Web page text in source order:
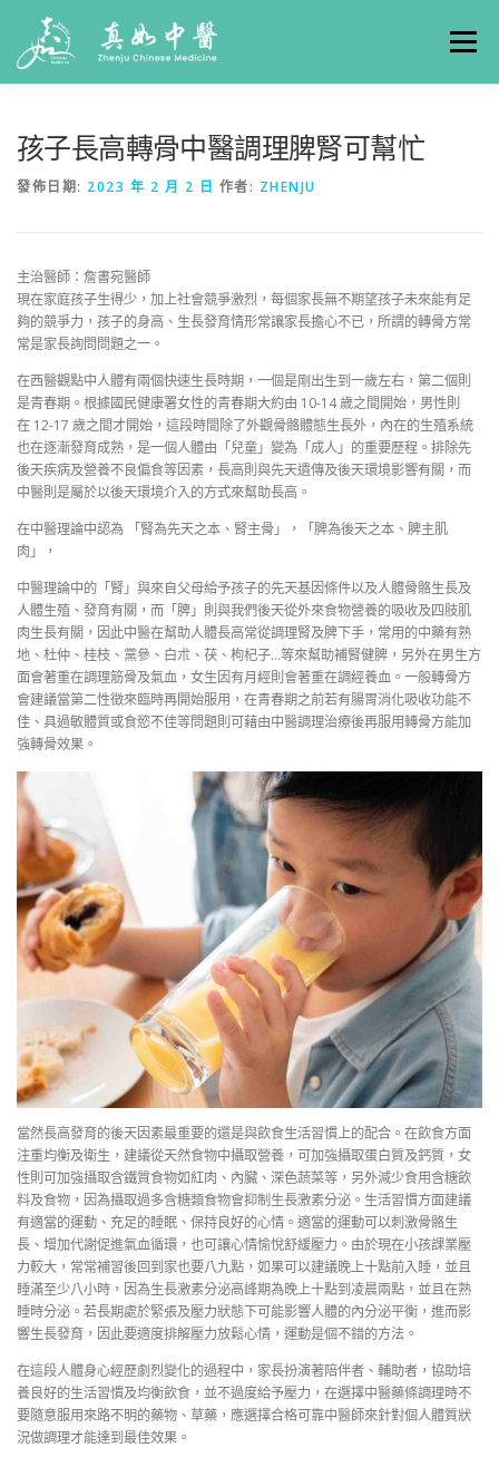
選單
孩子長高轉骨中醫調理脾腎可幫忙
發佈日期: 2023 年 2 月 2 日 作者: ZHENJU
主治醫師：詹書宛醫師
現在家庭孩子生得少，加上社會競爭激烈，每個家長無不期望孩子未來能有足
夠的競爭力，孩子的身高、生長發育情形常讓家長擔心不已，所謂的轉骨方常
常是家長詢問問題之一。
在西醫觀點中人體有兩個快速生長時期，一個是剛出生到一歲左右，第二個則
是青春期。根據國民健康署女性的青春期大約由 10-14 歲之間開始，男性則
在 12-17 歲之間才開始，這段時間除了外觀骨骼體態生長外，內在的生殖系統
也在逐漸發育成熟，是一個人體由「兒童」變為「成人」的重要歷程。排除先
後天疾病及營養不良偏食等因素，長高則與先天遺傳及後天環境影響有關，而
中醫則是屬於以後天環境介入的方式來幫助長高。
在中醫理論中認為 「腎為先天之本、腎主骨」，「脾為後天之本、脾主肌
肉」，
中醫理論中的「腎」與來自父母給予孩子的先天基因條件以及人體骨骼生長及
人體生殖、發育有關，而「脾」則與我們後天從外來食物營養的吸收及四肢肌
肉生長有關，因此中醫在幫助人體長高常從調理腎及脾下手，常用的中藥有熟
地、杜仲、桂枝、黨參、白朮、茯、枸杞子…等來幫助補腎健脾，另外在男生方
面會著重在調理筋骨及氣血，女生因有月經則會著重在調經養血。一般轉骨方
會建議當第二性徵來臨時再開始服用，在青春期之前若有腸胃消化吸收功能不
佳、具過敏體質或食慾不佳等問題則可藉由中醫調理治療後再服用轉骨方能加
強轉骨效果。
當然長高發育的後天因素最重要的還是與飲食生活習慣上的配合。在飲食方面
注重均衡及衛生，建議從天然食物中攝取營養，可加強攝取蛋白質及鈣質，女
性則可加強攝取含鐵質食物如紅肉、內臟、深色蔬菜等，另外減少食用含糖飲
料及食物，因為攝取過多含糖類食物會抑制生長激素分泌。生活習慣方面建議
有適當的運動、充足的睡眠、保持良好的心情。適當的運動可以刺激骨骼生
長、增加代謝促進氣血循環，也可讓心情愉悅舒緩壓力。由於現在小孩課業壓
力較大，常常補習後回到家也要八九點，如果可以建議晚上十點前入睡，並且
睡滿至少八小時，因為生長激素分泌高峰期為晚上十點到凌晨兩點，並且在熟
睡時分泌。若長期處於緊張及壓力狀態下可能影響人體的內分泌平衡，進而影
響生長發育，因此要適度排解壓力放鬆心情，運動是個不錯的方法。
在這段人體身心經歷劇烈變化的過程中，家長扮演著陪伴者、輔助者，協助培
養良好的生活習慣及均衡飲食，並不過度給予壓力，在選擇中醫藥條調理時不
要隨意服用來路不明的藥物、草藥，應選擇合格可靠中醫師來針對個人體質狀
況做調理才能達到最佳效果。